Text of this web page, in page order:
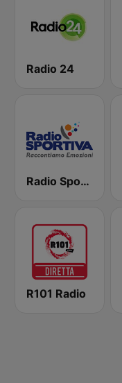
Radio 24
Radio Sportiva
R101 Radio